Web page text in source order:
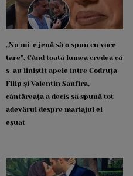
„Nu mi-e jenă să o spun cu voce
tare”. Când toată lumea credea că
s-au liniștit apele între Codruța
Filip și Valentin Sanfira,
cântăreața a decis să spună tot
adevărul despre mariajul ei
eșuat